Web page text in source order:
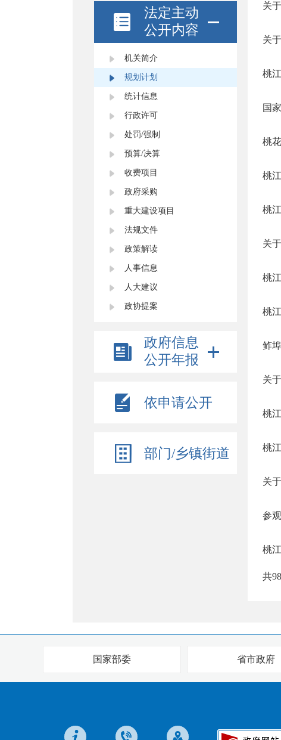
法定主动
公开内容
机关简介
规划计划
统计信息
行政许可
处罚/强制
预算/决算
收费项目
政府采购
重大建设项目
法规文件
政策解读
人事信息
人大建议
政协提案
政府信息
公开年报
依申请公开
部门/乡镇街道
关
关
桃
国
桃
桃
桃
关
桃
桃
鲊
关
桃
桃
参
桃
共
国家部委 省市政府